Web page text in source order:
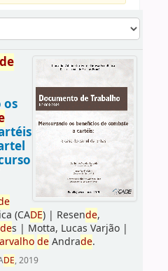
de
os
(CADE)| Resende,
des | Motta, Lucas Varjão|
deAndrade.
DE, 2019